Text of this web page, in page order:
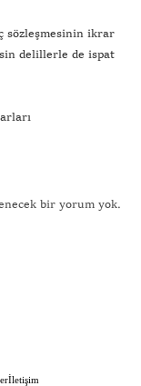
sözleşmesinin ikrar
delillerle de ispat
bir yorum yok.
İletişim